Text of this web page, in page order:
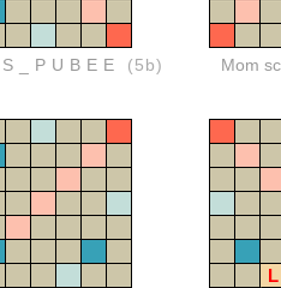
S_PUBEE (5b) Mom
L